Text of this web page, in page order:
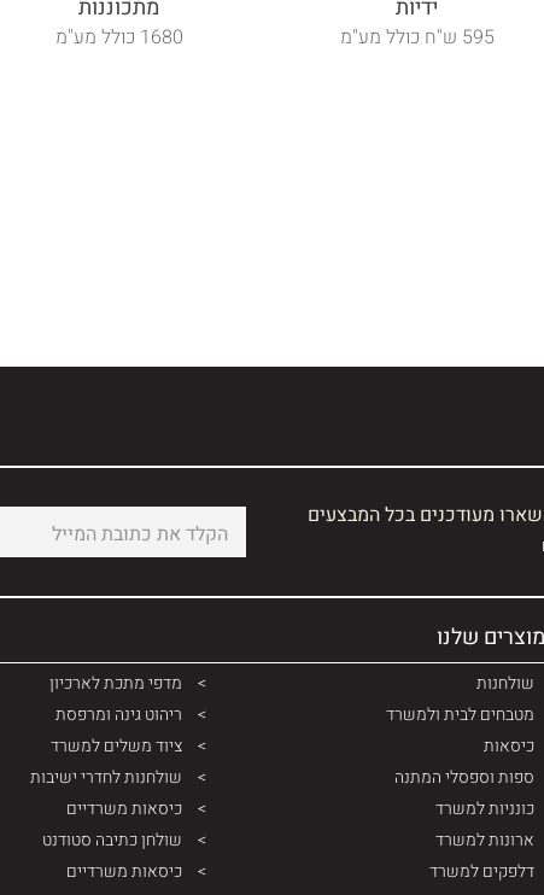
ידיות
595 ש"ח כולל מע"מ
מתכוננות
1680 כולל מע"מ
מעודכנים בכל המבצעים
שלנו
שולחנות
מטבחים לבית ולמשרד
כיסאות
ספות וספסלי המתנה
כונניות למשרד
ארונות למשרד
דלפקים למשרד
מדפי מתכת לארכיון
ריהוט גינה ומרפסת
ציוד משלים למשרד
שולחנות לחדרי ישיבות
כיסאות משרדיים
שולחן כתיבה סטודנט
כיסאות משרדיים